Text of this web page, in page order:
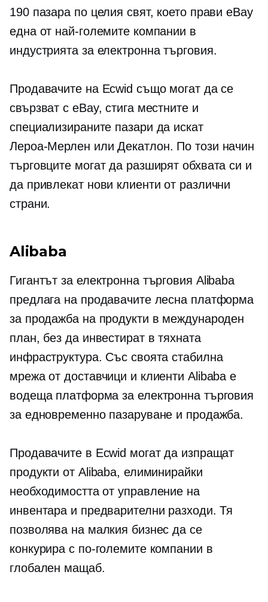
190 пазара по целия свят, което прави eBay
една от най-големите компании в
индустрията за електронна търговия.
Продавачите на Ecwid също могат да се
свързват с eBay, стига местните и
специализираните пазари да искат
Лероа-Мерлен или Декатлон. По този начин
търговците могат да разширят обхвата си и
да привлекат нови клиенти от различни
страни.
Alibaba
Гигантът за електронна търговия Alibaba
предлага на продавачите лесна платформа
за продажба на продукти в международен
план, без да инвестират в тяхната
инфраструктура. Със своята стабилна
мрежа от доставчици и клиенти Alibaba е
водеща платформа за електронна търговия
за едновременно пазаруване и продажба.
Продавачите в Ecwid могат да изпращат
продукти от Alibaba, елиминирайки
необходимостта от управление на
инвентара и предварителни разходи. Тя
позволява на малкия бизнес да се
конкурира с по-големите компании в
глобален мащаб.